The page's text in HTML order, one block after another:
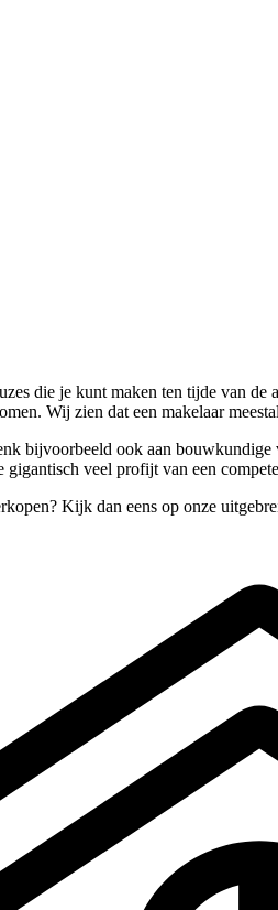
die je kunt maken ten tijde van
Wij zien dat een makelaar
bijvoorbeeld ook aan
veel profijt van een
Kijk dan eens op onze